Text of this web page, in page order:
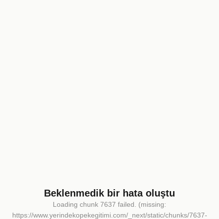
Beklenmedik bir hata oluştu
Loading chunk 7637 failed. (missing:
https://www.yerindekopekegitimi.com/_next/static/chunks/7637-